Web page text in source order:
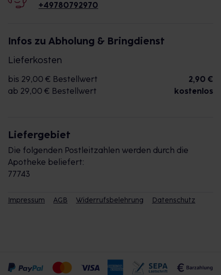
+49780792970
Infos zu Abholung & Bringdienst
Lieferkosten
bis 29,00 € Bestellwert
2,90 €
ab 29,00 € Bestellwert
kostenlos
Liefergebiet
Die folgenden Postleitzahlen werden durch die
Apotheke beliefert:
77743
Impressum AGB Widerrufsbelehrung Datenschutz